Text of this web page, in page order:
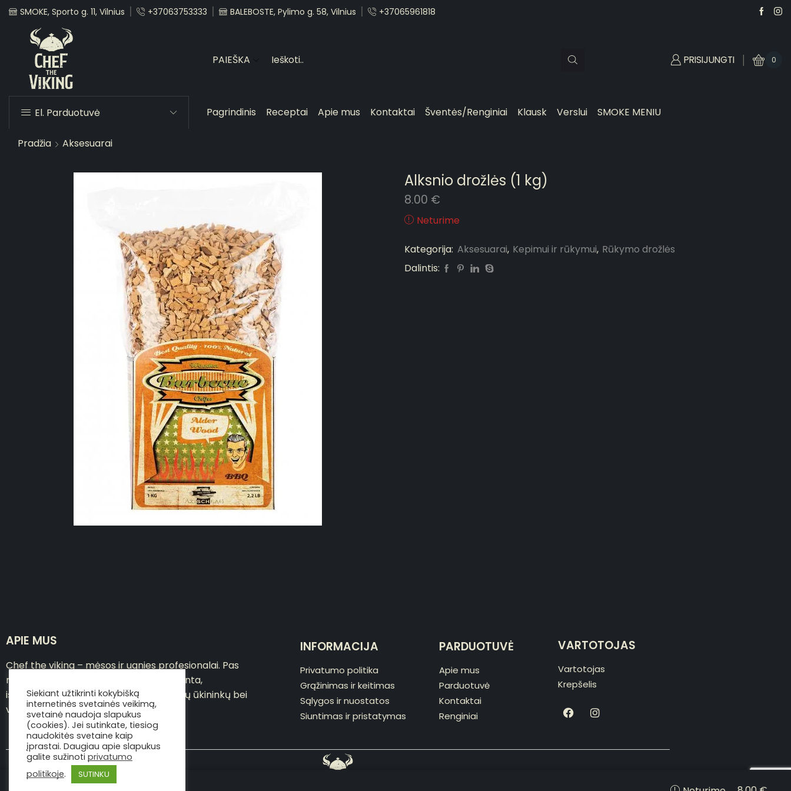
SMOKE, Sporto g. 11, Vilnius +37063753333 BALEBOSTE, Pylimo g. 58, Vilnius +37065961818
PAIEŠKA PRISIJUNGTI 0
El. Parduotuvė Pagrindinis Receptai Apie mus Kontaktai Šventės/Renginiai Klausk Verslui SMOKE MENIU
Pradžia Aksesuarai
Alksnio drožlės (1 kg)
8.00 €
Neturime
Kategorija: Aksesuarai, Kepimui ir rūkymui, Rūkymo drožlės
Dalintis:
APIE MUS
Chef the viking – mėsos ir ugnies profesionalai. Pas
mus asortimente – pačių sausai brandinta,
išpjaustyta jautiena, atkeliavusi iš lietuvių ūkininkų bei
viskas, ko reikia gerai mėsai ruošti
INFORMACIJA
Privatumo politika
Grąžinimas ir keitimas
Sąlygos ir nuostatos
Siuntimas ir pristatymas
PARDUOTUVĖ
Apie mus
Parduotuvė
Kontaktai
Renginiai
VARTOTOJAS
Vartotojas
Krepšelis
Siekiant užtikrinti kokybišką
internetinės svetainės veikimą,
svetainė naudoja slapukus
(cookies). Jei sutinkate, tiesiog
naudokitės svetaine kaip
įprastai. Daugiau apie slapukus
galite sužinoti privatumo
politikoje. SUTINKU